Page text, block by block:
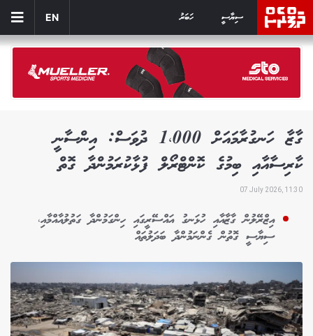
ސިޔާސީ ހަބަރު EN
ގާޒާ ހަނގުރާމައަށް 1،000 ދުވަސް: އިންސާނީ
ކާރިސާއާއި ބިމުގެ ކޮންޓްރޯލް ފުޅާކުރަމުންދާ ގޮތް
07 July 2026, 11:30
އިޒްރޭލުން ގާޒާއާއި ހުޅަނގު އައްސޭރީގައި ހިންގަމުންދާ ގަތުލުއާއްމާއި،
ސިޔާސީ ގޮތުން ގެންނަމުންދާ ބަދަލުތައް